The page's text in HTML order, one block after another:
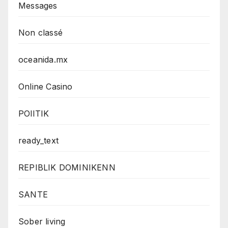
Messages
Non classé
oceanida.mx
Online Casino
POlITIK
ready_text
REPIBLIK DOMINIKENN
SANTE
Sober living